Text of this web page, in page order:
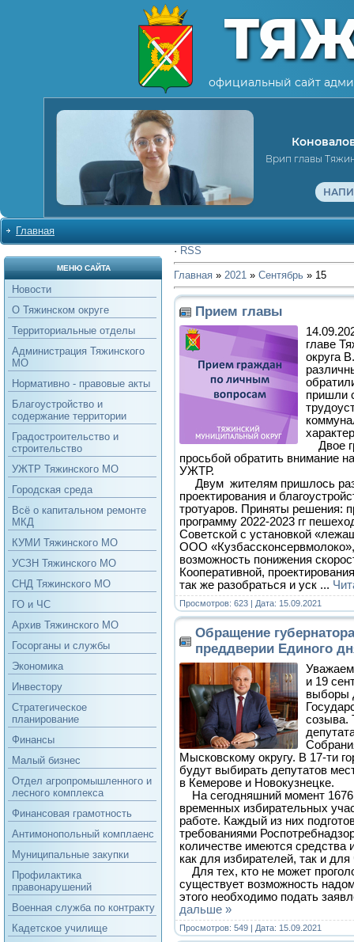
официальный сайт
Врип главы
Главная
МЕНЮ САЙТА
Новости
О Тяжинском округе
Территориальные отделы
Администрация Тяжинского
МО
Нормативно - правовые акты
Благоустройство и
содержание территории
Градостроительство и
строительство
УЖТР Тяжинского МО
Городская среда
Всё о капитальном ремонте
МКД
КУМИ Тяжинского МО
УСЗН Тяжинского МО
СНД Тяжинского МО
ГО и ЧС
Архив Тяжинского МО
Госорганы и службы
Экономика
Инвестору
Стратегическое
планирование
Финансы
Малый бизнес
Отдел агропромышленного и
лесного комплекса
Финансовая грамотность
Антимонопольный комплаенс
Муниципальные закупки
Профилактика
правонарушений
Военная служба по контракту
Кадетское училище
· RSS
Главная » 2021 » Сентябрь » 15
Прием главы
главе
округа
пришли
Двое
просьбой обратить внимание
УЖТР.
Двум жителям пришлось
проектирования и
тротуаров. Приняты решения:
программу 2022-2023 гг
Советской с установкой
ООО
возможность понижения
Кооперативной,
так же разобраться и уск ...
Просмотров: 623 | Дата: 15.09.2021
Обращение
преддверии Единого
и 19
выборы
созыва.
Мысковскому округу. В 17-ти
будут выбирать депутатов
в Кемерове и Новокузнецке.
На сегодняшний момент 1676
временных избирательных
работе. Каждый из них
требованиями
количестве имеются
как для избирателей, так и
Для тех, кто не может
существует возможность
этого необходимо подать
дальше »
Просмотров: 549 | Дата: 15.09.2021